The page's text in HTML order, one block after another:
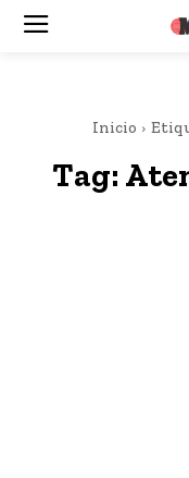
Inicio
Tag: